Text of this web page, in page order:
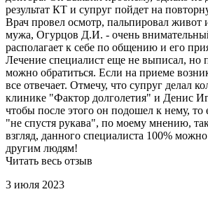
результат КТ и супруг пойдет на
Врач провел осмотр, пальпировал
мужа, Огурцов Д.И. - очень
располагает к себе по общению и его
Лечение специалист еще не выписал, но
можно обратиться. Если на приеме
все отвечает. Отмечу, что супруг делал
клинике "Фактор долголетия" и Денис
чтобы после этого он подошел к нему, то
"не спустя рукава", по моему мнению,
взгляд, данного специалиста 100%
другим людям!
Читать весь отзыв
3 июля 2023